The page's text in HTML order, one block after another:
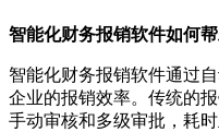
智能化财务报销软件如何
智能化财务报销软件通过
企业的报销效率。传统的
手动审核和多级审批，耗